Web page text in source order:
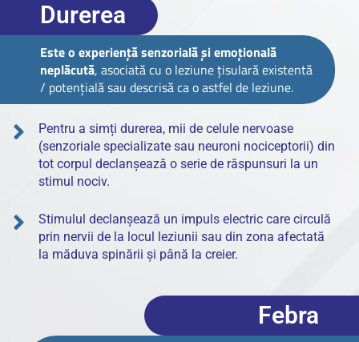
Durerea
Este o experiență senzorială și emoțională
neplăcută, asociată cu o leziune țisulară existentă
/ potențială sau descrisă ca o astfel de leziune.
Pentru a simți durerea, mii de celule nervoase
(senzoriale specializate sau neuroni nociceptorii) din
tot corpul declanșează o serie de răspunsuri la un
stimul nociv.
Stimulul declanșează un impuls electric care circulă
prin nervii de la locul leziunii sau din zona afectată
la măduva spinării și până la creier.
Febra